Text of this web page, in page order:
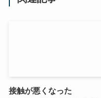
接触が悪くなった